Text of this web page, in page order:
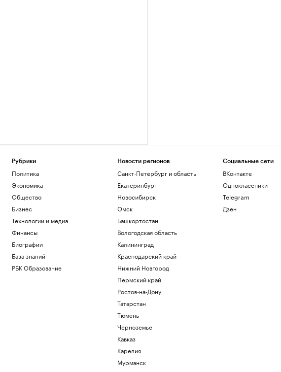
Рубрики
Политика
Экономика
Общество
Бизнес
Технологии и медиа
Финансы
Биографии
База знаний
РБК Образование
Новости регионов
Санкт-Петербург и область
Екатеринбург
Новосибирск
Омск
Башкортостан
Вологодская область
Калининград
Краснодарский край
Нижний Новгород
Пермский край
Ростов-на-Дону
Татарстан
Тюмень
Черноземье
Кавказ
Карелия
Мурманск
Социальные сети
ВКонтакте
Одноклассники
Telegram
Дзен